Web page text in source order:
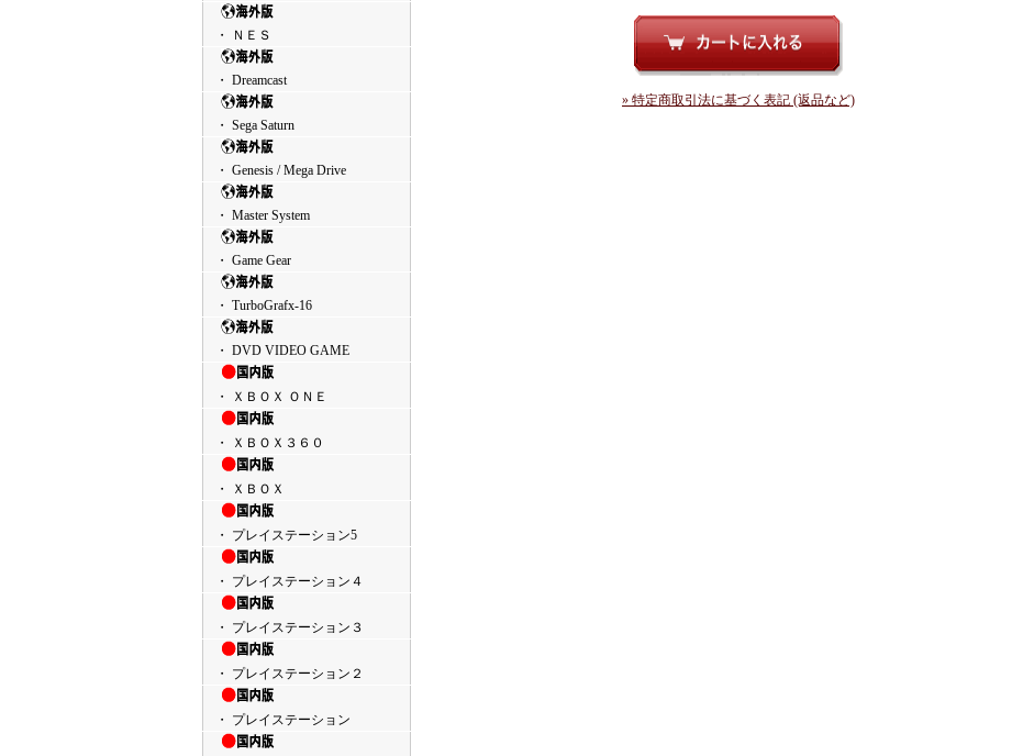
・ ＮＥＳ
・ Dreamcast
・ Sega Saturn
・ Genesis / Mega Drive
・ Master System
・ Game Gear
・ TurboGrafx-16
・ DVD VIDEO GAME
・ ＸＢＯＸ ＯＮＥ
・ ＸＢＯＸ３６０
・ ＸＢＯＸ
・ プレイステーション5
・ プレイステーション４
・ プレイステーション３
・ プレイステーション２
・ プレイステーション
» 特定商取引法に基づく表記 (返品など)